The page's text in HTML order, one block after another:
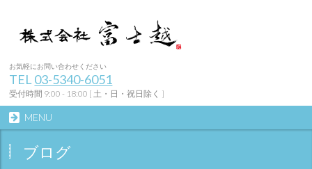
お気軽にお問い合わせください
TEL 03-5340-6051
受付時間 9:00 - 18:00 [ 土・日・祝日除く ]
MENU
ブログ